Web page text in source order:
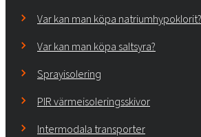
Var kan man köpa natriumhypoklorit?
Var kan man köpa saltsyra?
Sprayisolering
PIR värmeisoleringsskivor
Intermodala transporter